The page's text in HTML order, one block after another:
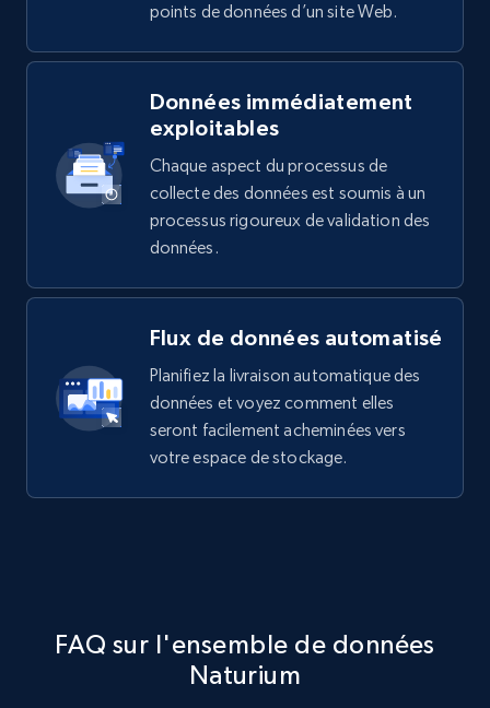
points de données d’un site Web.
Données immédiatement
exploitables
Chaque aspect du processus de
collecte des données est soumis à un
processus rigoureux de validation des
données.
Flux de données automatisé
Planifiez la livraison automatique des
données et voyez comment elles
seront facilement acheminées vers
votre espace de stockage.
FAQ sur l'ensemble de données
Naturium